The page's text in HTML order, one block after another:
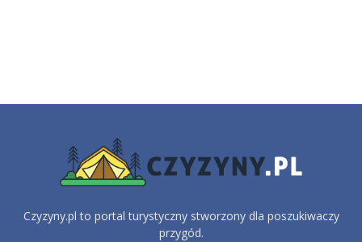
Czyzyny.pl to portal turystyczny stworzony dla poszukiwaczy
przygód.